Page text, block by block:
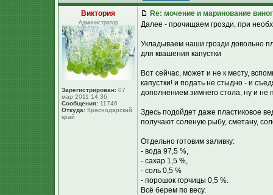
Виктория
Администратор
Зарегистрирован: 07
мар 2011 14:36
Сообщения: 11746
Откуда: Краснодарский
край
Re: мочение и маринование
Далее - прочищаем грозди, при
Укладываем наши грозди довольно
для квашения капустки
Вот сейчас, может и не к месту,
капустки! и подать не стыдно - и
дополнением зимнего стола, ну и не
Здесь подойдет даже пластиковое
получают соленую рыбу, сметану,
Отдельно готовим заливку:
- вода 97,5 %,
- сахар 1,5 %,
- соль 0,5 %
- порошок горчицы 0,5 %.
Всё берем по весу.